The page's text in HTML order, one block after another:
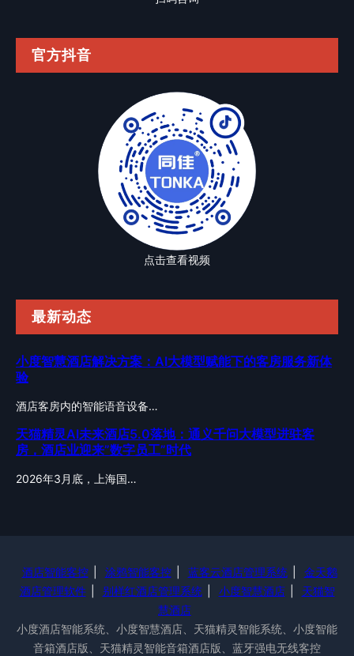
官方抖音
点击查看视频
最新动态
小度智慧酒店解决方案：AI大模型赋能下的客房服务新体
验
酒店客房内的智能语音设备…
天猫精灵AI未来酒店5.0落地：通义千问大模型进驻客
房，酒店业迎来”数字员工”时代
2026年3月底，上海国…
酒店智能客控 涂鸦智能客控 蓝客云酒店管理系统
金天鹅
酒店管理软件
别样红酒店管理系统 小度智慧酒店
天猫智
慧酒店
小度酒店智能系统、小度智慧酒店、天猫精灵智能系统、小度智能
音箱酒店版、天猫精灵智能音箱酒店版、蓝牙强电无线客控